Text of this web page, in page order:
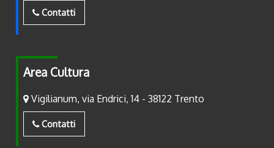
Contatti
Area Cultura
Vigilianum, via Endrici, 14 - 38122 Trento
Contatti